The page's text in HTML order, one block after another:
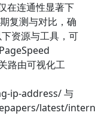
在连通性显著下
复测与对比，确
资源与工具，可
路由可视化工
ip-address/ 与
latest/